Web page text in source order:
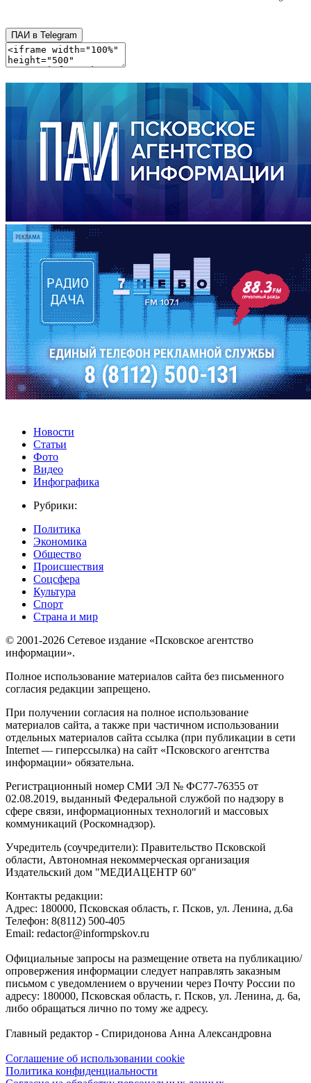
ПАИ в Telegram
Новости
Статьи
Фото
Видео
Инфографика
Рубрики:
Политика
Экономика
Общество
Происшествия
Соцсфера
Культура
Спорт
Страна и мир
© 2001-2026 Сетевое издание «Псковское агентство
информации».
Полное использование материалов сайта без письменного
согласия редакции запрещено.
При получении согласия на полное использование
материалов сайта, а также при частичном использовании
отдельных материалов сайта ссылка (при публикации в сети
Internet — гиперссылка) на сайт «Псковского агентства
информации» обязательна.
Регистрационный номер СМИ ЭЛ № ФС77-76355 от
02.08.2019, выданный Федеральной службой по надзору в
сфере связи, информационных технологий и массовых
коммуникаций (Роскомнадзор).
Учредитель (соучредители): Правительство Псковской
области, Автономная некоммерческая организация
Издательский дом "МЕДИАЦЕНТР 60"
Контакты редакции:
Адреc: 180000, Псковская область, г. Псков, ул. Ленина, д.6а
Телефон: 8(8112) 500-405
Email: redactor@informpskov.ru
Официальные запросы на размещение ответа на публикацию/
опровержения информации следует направлять заказным
письмом с уведомлением о вручении через Почту России по
адресу: 180000, Псковская область, г. Псков, ул. Ленина, д. 6а,
либо обращаться лично по тому же адресу.
Главный редактор - Спиридонова Анна Александровна
Соглашение об использовании cookie
Политика конфиденциальности